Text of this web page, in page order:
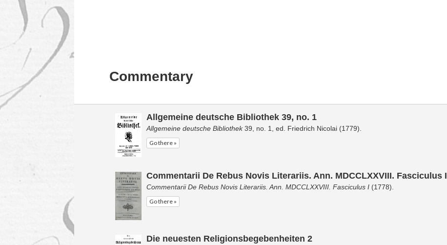
Commentary
Allgemeine deutsche Bibliothek 39, no. 1
Allgemeine deutsche Bibliothek39, no. 1, ed. Friedrich Nicolai (1779).
Go there »
Commentarii De Rebus Novis Literariis. Ann. MDCCLXXVIII. Fasciculus I
Commentarii De Rebus Novis Literariis. Ann. MDCCLXXVIII. Fasciculus I (1778).
Go there »
Die neuesten Religionsbegebenheiten 2